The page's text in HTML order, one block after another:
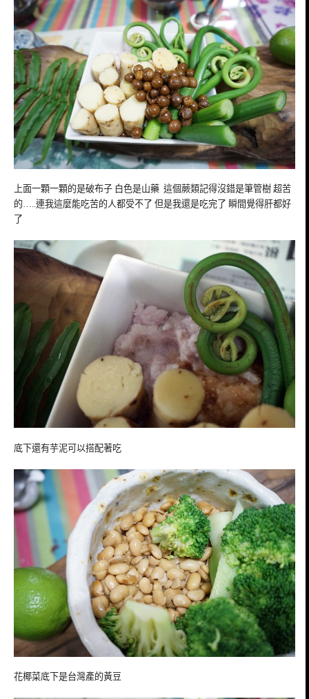
上面一顆一顆的是破布子 白色是山藥 這個蕨類記得沒錯是筆管樹 超苦
的…..連我這麼能吃苦的人都受不了 但是我還是吃完了 瞬間覺得肝都好
了
底下還有芋泥可以搭配著吃
花椰菜底下是台灣產的黃豆